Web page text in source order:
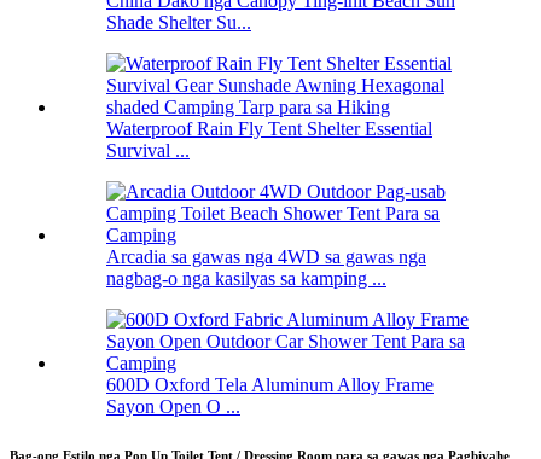
Shade Shelter Su...
Waterproof Rain Fly Tent Shelter Essential
Survival ...
Arcadia sa gawas nga 4WD sa gawas nga
nagbag-o nga kasilyas sa kamping ...
600D Oxford Tela Aluminum Alloy Frame
Sayon Open O ...
Bag-ong Estilo nga Pop Up Toilet Tent / Dressing Room para sa gawas nga Pagbiyahe